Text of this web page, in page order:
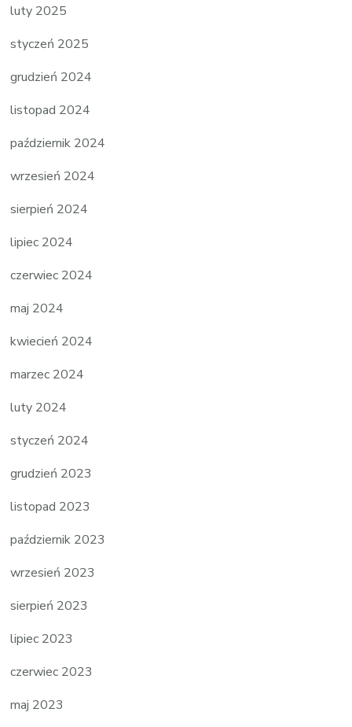
luty 2025
styczeń 2025
grudzień 2024
listopad 2024
październik 2024
wrzesień 2024
sierpień 2024
lipiec 2024
czerwiec 2024
maj 2024
kwiecień 2024
marzec 2024
luty 2024
styczeń 2024
grudzień 2023
listopad 2023
październik 2023
wrzesień 2023
sierpień 2023
lipiec 2023
czerwiec 2023
maj 2023